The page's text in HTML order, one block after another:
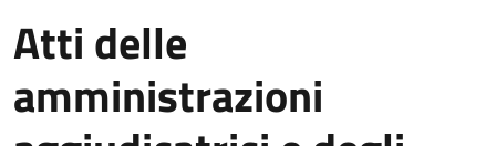
Atti delle
amministrazioni